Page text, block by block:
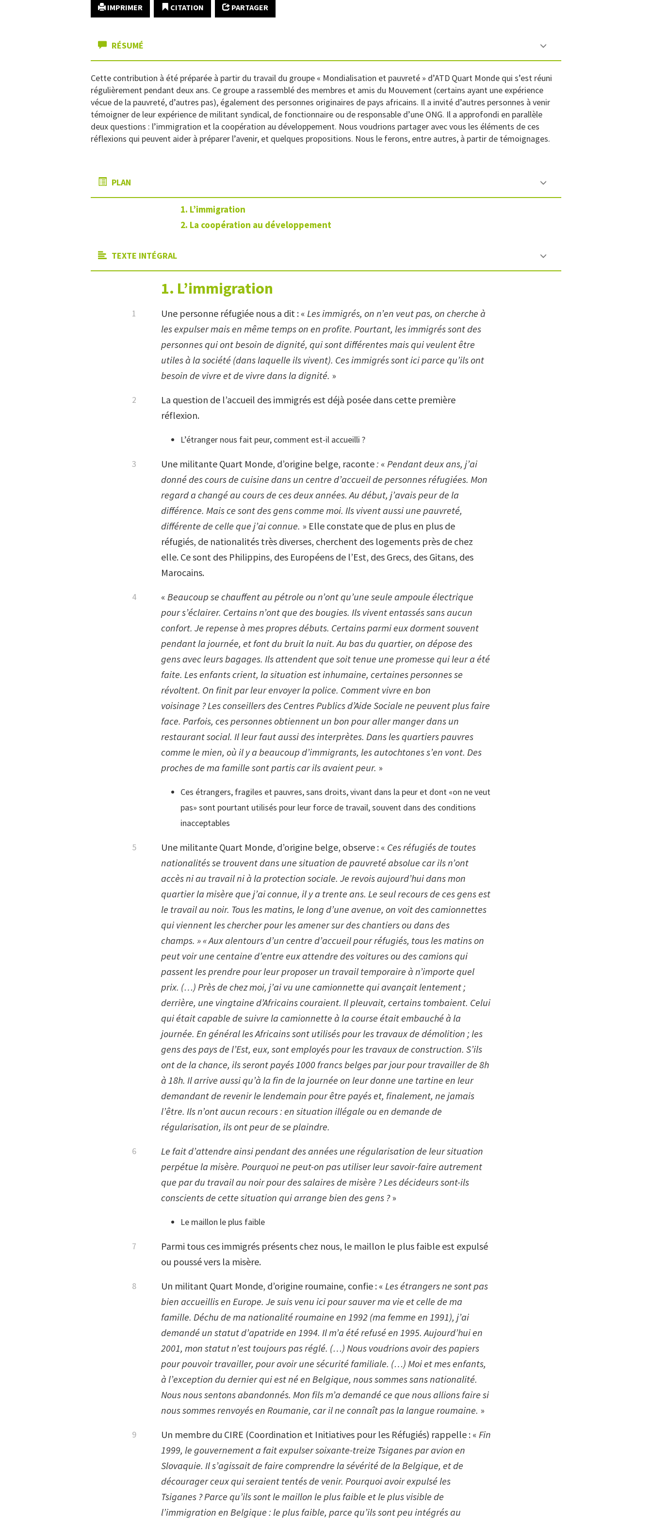
IMPRIMER CITATION PARTAGER
RÉSUMÉ
Cette contribution à été préparée à partir du travail du groupe « Mondialisation et pauvreté » d’ATD Quart Monde qui s’est réuni
régulièrement pendant deux ans. Ce groupe a rassemblé des membres et amis du Mouvement (certains ayant une expérience
vécue de la pauvreté, d’autres pas), également des personnes originaires de pays africains. Il a invité d’autres personnes à venir
témoigner de leur expérience de militant syndical, de fonctionnaire ou de responsable d’une ONG. Il a approfondi en parallèle
deux questions : l’immigration et la coopération au développement. Nous voudrions partager avec vous les éléments de ces
réflexions qui peuvent aider à préparer l’avenir, et quelques propositions. Nous le ferons, entre autres, à partir de témoignages.
PLAN
1. L’immigration
2. La coopération au développement
TEXTE INTÉGRAL
1. L’immigration
Une personne réfugiée nous a dit : « Les immigrés, on n’en veut pas, on cherche à
les expulser mais en même temps on en profite. Pourtant, les immigrés sont des
personnes qui ont besoin de dignité, qui sont différentes mais qui veulent être
utiles à la société (dans laquelle ils vivent). Ces immigrés sont ici parce qu’ils ont
besoin de vivre et de vivre dans la dignité. »
La question de l’accueil des immigrés est déjà posée dans cette première
réflexion.
L’étranger nous fait peur, comment est-il accueilli ?
Une militante Quart Monde, d’origine belge, raconte: « Pendant deux ans, j’ai
donné des cours de cuisine dans un centre d’accueil de personnes réfugiées. Mon
regard a changé au cours de ces deux années. Au début, j’avais peur de la
différence. Mais ce sont des gens comme moi. Ils vivent aussi une pauvreté,
différente de celle que j’ai connue. » Elle constate que de plus en plus de
réfugiés, de nationalités très diverses, cherchent des logements près de chez
elle. Ce sont des Philippins, des Européens de l’Est, des Grecs, des Gitans, des
Marocains.
« Beaucoup se chauffent au pétrole ou n’ont qu’une seule ampoule électrique
pour s’éclairer. Certains n’ont que des bougies. Ils vivent entassés sans aucun
confort. Je repense à mes propres débuts. Certains parmi eux dorment souvent
pendant la journée, et font du bruit la nuit. Au bas du quartier, on dépose des
gens avec leurs bagages. Ils attendent que soit tenue une promesse qui leur a été
faite. Les enfants crient, la situation est inhumaine, certaines personnes se
révoltent. On finit par leur envoyer la police. Comment vivre en bon
voisinage ? Les conseillers des Centres Publics d’Aide Sociale ne peuvent plus faire
face. Parfois, ces personnes obtiennent un bon pour aller manger dans un
restaurant social. Il leur faut aussi des interprètes. Dans les quartiers pauvres
comme le mien, où il y a beaucoup d’immigrants, les autochtones s’en vont. Des
proches de ma famille sont partis car ils avaient peur. »
Ces étrangers, fragiles et pauvres, sans droits, vivant dans la peur et dont «on ne veut
pas» sont pourtant utilisés pour leur force de travail, souvent dans des conditions
inacceptables
Une militante Quart Monde, d’origine belge, observe : « Ces réfugiés de toutes
nationalités se trouvent dans une situation de pauvreté absolue car ils n’ont
accès ni au travail ni à la protection sociale. Je revois aujourd’hui dans mon
quartier la misère que j’ai connue, il y a trente ans. Le seul recours de ces gens est
le travail au noir. Tous les matins, le long d’une avenue, on voit des camionnettes
qui viennent les chercher pour les amener sur des chantiers ou dans des
champs. » « Aux alentours d’un centre d’accueil pour réfugiés, tous les matins on
peut voir une centaine d’entre eux attendre des voitures ou des camions qui
passent les prendre pour leur proposer un travail temporaire à n’importe quel
prix. (…) Près de chez moi, j’ai vu une camionnette qui avançait lentement ;
derrière, une vingtaine d’Africains couraient. Il pleuvait, certains tombaient. Celui
qui était capable de suivre la camionnette à la course était embauché à la
journée. En général les Africains sont utilisés pour les travaux de démolition ; les
gens des pays de l’Est, eux, sont employés pour les travaux de construction. S’ils
ont de la chance, ils seront payés1000 francs belges par jour pour travailler de 8h
à 18h. Il arrive aussi qu’à la fin de la journée on leur donne une tartine en leur
demandant de revenir le lendemain pour être payés et, finalement, ne jamais
l’être. Ils n’ont aucun recours : en situation illégale ou en demande de
régularisation, ils ont peur de se plaindre.
Le fait d’attendre ainsi pendant des années une régularisation de leur situation
perpétue la misère. Pourquoi ne peut-on pas utiliser leur savoir-faire autrement
que par du travail au noir pour des salaires de misère ? Les décideurs sont-ils
conscients de cette situation qui arrange bien des gens ?»
Le maillon le plus faible
Parmi tous ces immigrés présents chez nous, le maillon le plus faible est expulsé
ou poussé vers la misère.
Un militant Quart Monde, d’origine roumaine, confie : « Les étrangers ne sont pas
bien accueillis en Europe. Je suis venu ici pour sauver ma vie et celle de ma
famille. Déchu de ma nationalité roumaine en 1992 (ma femme en 1991), j’ai
demandé un statut d’apatride en 1994. Il m’a été refusé en 1995. Aujourd’hui en
2001, mon statut n’est toujours pas réglé. (…) Nous voudrions avoir des papiers
pour pouvoir travailler, pour avoir une sécurité familiale. (…) Moi et mes enfants,
à l’exception du dernier qui est né en Belgique, nous sommes sans nationalité.
Nous nous sentons abandonnés. Mon fils m’a demandéce que nous allions faire si
nous sommes renvoyés en Roumanie, car il ne connaît pas la langue roumaine. »
Un membre du CIRE (Coordination et Initiatives pour les Réfugiés) rappelle : « Fin
1999, le gouvernement a fait expulser soixante-treize Tsiganes par avion en
Slovaquie. Il s’agissait de faire comprendre la sévérité de la Belgique, et de
décourager ceux qui seraient tentés de venir. Pourquoi avoir expulsé les
Tsiganes ? Parce qu’ils sont le maillon le plus faible et le plus visible de
l’immigration en Belgique : le plus faible, parce qu’ils sont peu intégrés au